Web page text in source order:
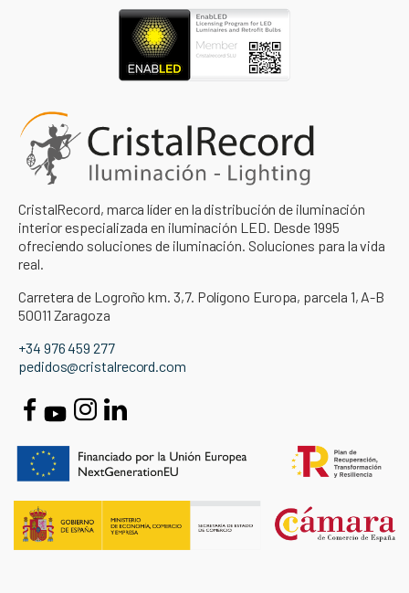
CristalRecord, marca líder en la distribución de iluminación
interior especializada en iluminación LED. Desde 1995
ofreciendo soluciones de iluminación. Soluciones para la vida
real.
Carretera de Logroño km. 3,7. Polígono Europa, parcela 1, A-B
50011 Zaragoza
+34 976 459 277
pedidos@cristalrecord.com